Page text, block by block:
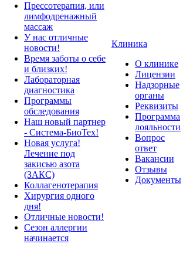
Прессотерапия, или
лимфодренажный
массаж
У нас отличные
новости!
Время заботы о себе
и близких!
Лабораторная
диагностика
Программы
обследования
Наш новый партнер
- Система-БиоТех!
Новая услуга!
Лечение под
закисью азота
(ЗАКС)
Коллагенотерапия
Хирургия одного
дня!
Отличные новости!
Сезон аллергии
начинается
Клиника
О клинике
Лицензии
Надзорные
органы
Реквизиты
Программа
лояльности
Вопрос
ответ
Вакансии
Отзывы
Документы